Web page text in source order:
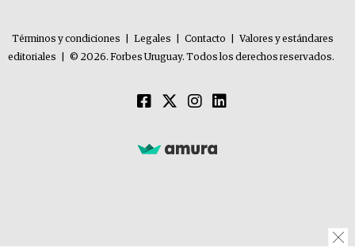
Términos y condiciones Legales Contacto
Valores y estándares
editoriales
© 2026. Forbes Uruguay. Todos los derechos reservados.